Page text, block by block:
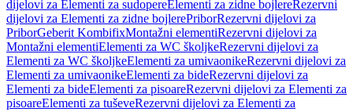
dijelovi za Elementi za sudopereElementi za zidne bojlereRezervni
dijelovi za Elementi za zidne bojlerePriborRezervni dijelovi za
PriborGeberit KombifixMontažni elementiRezervni dijelovi za
Montažni elementiElementi za WC školjkeRezervni dijelovi za
Elementi za WC školjkeElementi za umivaonikeRezervni dijelovi za
Elementi za umivaonikeElementi za bideRezervni dijelovi za
Elementi za bideElementi za pisoareRezervni dijelovi za Elementi za
pisoareElementi za tuševeRezervni dijelovi za Elementi za